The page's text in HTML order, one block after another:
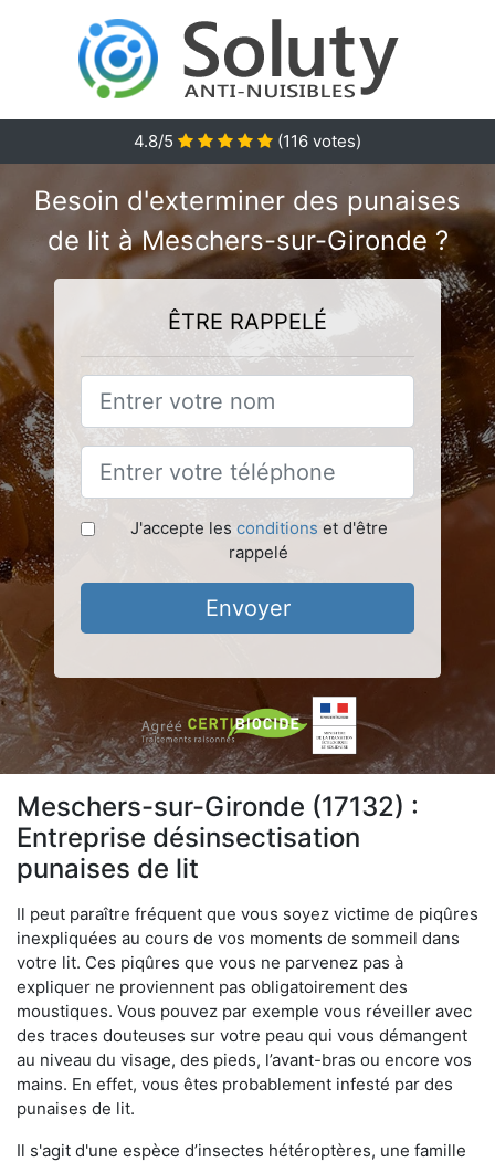
4.8/5 (116 votes)
Besoin d'exterminer des punaises
de lit à Meschers-sur-Gironde ?
ÊTRE RAPPELÉ
J'accepte les conditions et d'être
rappelé
Envoyer
Meschers-sur-Gironde (17132) :
Entreprise désinsectisation
punaises de lit
Il peut paraître fréquent que vous soyez victime de piqûres
inexpliquées au cours de vos moments de sommeil dans
votre lit. Ces piqûres que vous ne parvenez pas à
expliquer ne proviennent pas obligatoirement des
moustiques. Vous pouvez par exemple vous réveiller avec
des traces douteuses sur votre peau qui vous démangent
au niveau du visage, des pieds, l’avant-bras ou encore vos
mains. En effet, vous êtes probablement infesté par des
punaises de lit.
Il s'agit d'une espèce d’insectes hétéroptères, une famille